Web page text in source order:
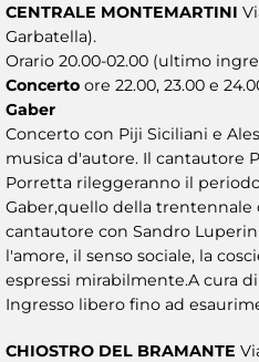
CENTRALE MONTEMARTINI
Garbatella).
Orario 20.00-02.00 (ultimo
Concerto ore 22.00, 23.00 e
Gaber
Concerto con Piji Siciliani e
musica d'autore. Il cantautore
Porretta rileggeranno il
Gaber,quello della trentennale
cantautore con Sandro
l'amore, il senso sociale, la
espressi mirabilmente.A cura
Ingresso libero fino ad
CHIOSTRO DEL BRAMANTE